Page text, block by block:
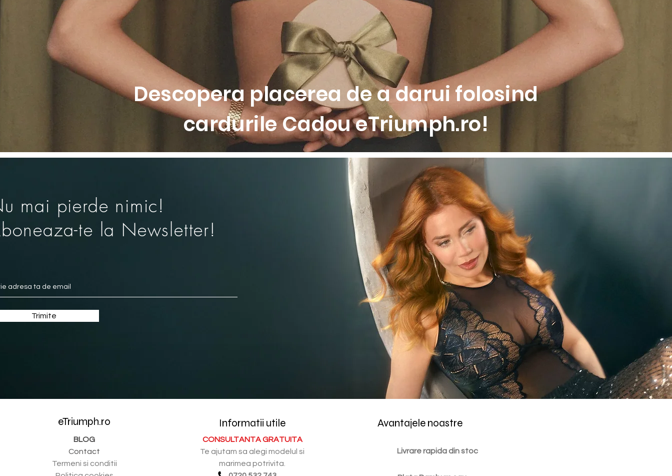
Sutienul balconette Comfort Allure, cu sarma si fara burete, ofera acoperire medie prin cupe din dantela usor captusite,
moi si respirabile pe piele. Insertiile laterale interioare sustin si ridica bustul, conturand o forma natural rotunjita. Conceput
pentru a fi usor si confortabil, asigura sustinere de durata si evidentiaza delicat formele. Realizat din dantela florala in
doua tonuri, cu finisaj subtil, este completat de bretele decorative si un design deosebit la spate, pentru un plus de
feminitate.
• Sutien cu sarma comfort wire, pentru sustinere optima si flexibilitate pe tot parcursul zilei
• Constructie usor captusita, cu insertii laterale interioare pentru efect de ridicare si forma rotunjita naturala
• Dantela florala moale si elastica, in doua tonuri, cu finisaj delicat pentru un aspect elegant
• Detaliu jucaus tip decupaj si inel auriu in partea centrala pentru un accent contemporan
• Bretele decorative si design distinctiv la spate, pentru un aspect feminin si rafinat
Descopera placerea de a darui folosind
cardurile Cadou eTriumph.ro!
mai pierde nimic!
te la Newsletter!
Trimite
eTriumph.ro
BLOG
Contact
Termeni si conditii
Informatii utile
CONSULTANTA GRATUITA
Te ajutam sa alegi modelul si
marimea potrivita.
Avantajele noastre
Livrare rapida din stoc